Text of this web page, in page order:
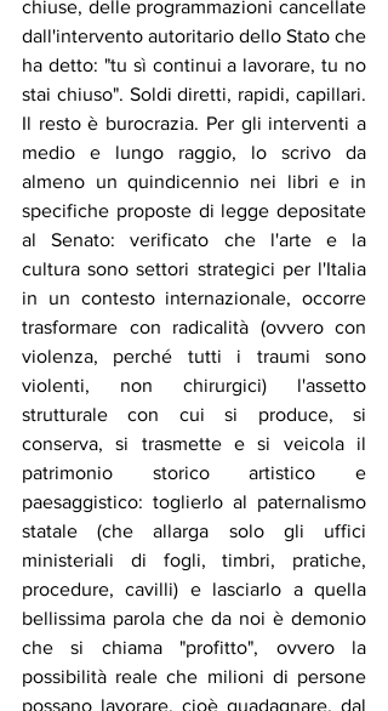
chiuse, delle programmazioni cancellate
dall'intervento autoritario dello Stato che
ha detto: "tu sì continui a lavorare, tu no
stai chiuso". Soldi diretti, rapidi, capillari.
Il resto è burocrazia. Per gli interventi a
medio e lungo raggio, lo scrivo da
almeno un quindicennio nei libri e in
specifiche proposte di legge depositate
al Senato: verificato che l'arte e la
cultura sono settori strategici per l'Italia
in un contesto internazionale, occorre
trasformare con radicalità (ovvero con
violenza, perché tutti i traumi sono
violenti, non chirurgici) l'assetto
strutturale con cui si produce, si
conserva, si trasmette e si veicola il
patrimonio storico artistico e
paesaggistico: toglierlo al paternalismo
statale (che allarga solo gli uffici
ministeriali di fogli, timbri, pratiche,
procedure, cavilli) e lasciarlo a quella
bellissima parola che da noi è demonio
che si chiama "profitto", ovvero la
possibilità reale che milioni di persone
possano lavorare, cioè guadagnare, dal